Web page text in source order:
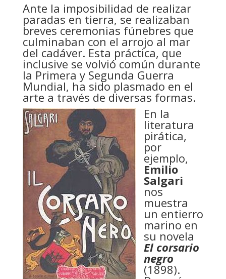
Ante la imposibilidad de realizar
paradas en tierra, se realizaban
breves ceremonias fúnebres que
culminaban con el arrojo al mar
del cadáver. Esta práctica, que
inclusive se volvió común durante
la Primera y Segunda Guerra
Mundial, ha sido plasmado en el
arte a través de diversas formas.
En la
literatura
pirática,
por
ejemplo,
Emilio
Salgari
nos
muestra
un entierro
marino en
su novela
El corsario
negro
(1898).